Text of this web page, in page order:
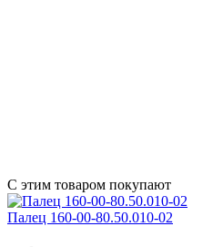
С этим товаром покупают
Палец 160-00-80.50.010-02